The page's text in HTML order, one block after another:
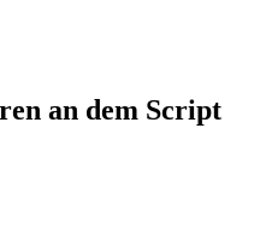
an dem Script